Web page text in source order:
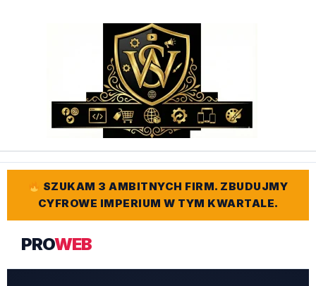
SZUKAM 3 AMBITNYCH FIRM. ZBUDUJMY
CYFROWE IMPERIUM W TYM KWARTALE.
PROWEB